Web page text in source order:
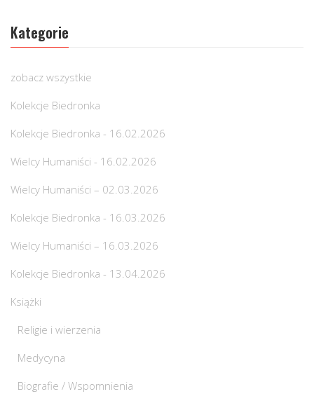
Kategorie
zobacz wszystkie
Kolekcje Biedronka
Kolekcje Biedronka - 16.02.2026
Wielcy Humaniści - 16.02.2026
Wielcy Humaniści – 02.03.2026
Kolekcje Biedronka - 16.03.2026
Wielcy Humaniści – 16.03.2026
Kolekcje Biedronka - 13.04.2026
Książki
Religie i wierzenia
Medycyna
Biografie / Wspomnienia